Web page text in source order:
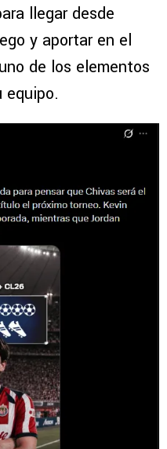
llegar desde
y aportar en el
de los elementos
equipo.